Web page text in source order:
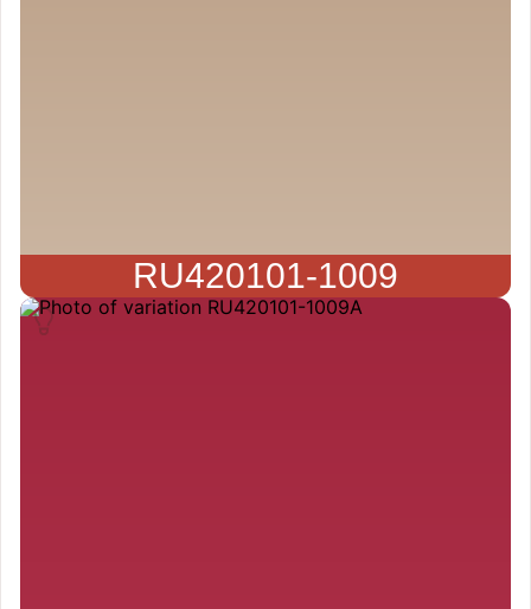
RU420101-1009